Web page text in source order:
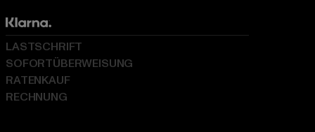
LASTSCHRIFT
SOFORTÜBERWEISUNG
RATENKAUF
RECHNUNG